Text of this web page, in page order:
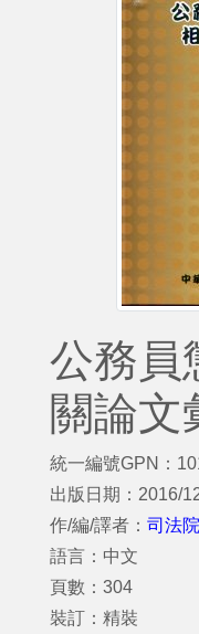
公務員
關論文
統一編號GPN：
出版日期：2016/
作/編/譯者： 司法
語言：中文
頁數：304
裝訂：精裝